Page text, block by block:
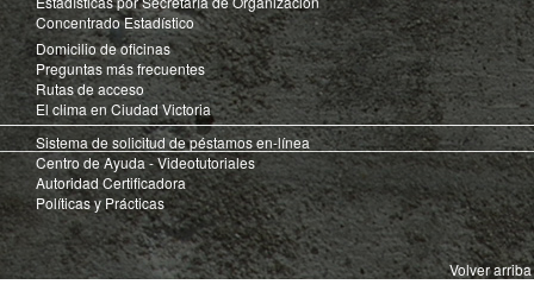
Concentrado Estadístico
Domicilio de oficinas
Preguntas más frecuentes
Rutas de acceso
El clima en Ciudad Victoria
Sistema de solicitud de péstamos en-línea
Centro de Ayuda - Videotutoriales
Autoridad Certificadora
Políticas y Prácticas
Volver